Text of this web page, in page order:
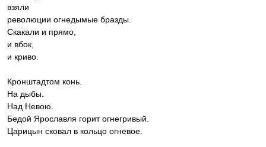
взяли
революции огнедымые бразды.
Скакали и прямо,
и вбок,
и криво.
Кронштадтом конь.
На дыбы.
Над Невою.
Бедой Ярославля горит огнегривый.
Царицын сковал в кольцо огневое.